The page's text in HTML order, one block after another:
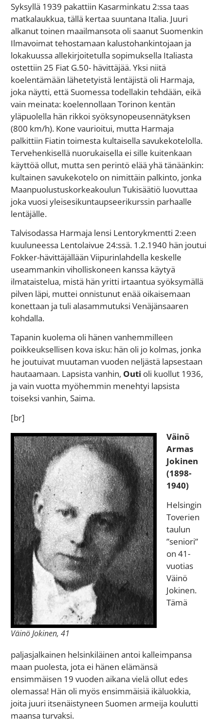
Syksyllä 1939 pakattiin Kasarminkatu 2:ssa taas
matkalaukkua, tällä kertaa suuntana Italia. Juuri
alkanut toinen maailmansota oli saanut Suomenkin
Ilmavoimat tehostamaan kalustohankintojaan ja
lokakuussa allekirjoitetulla sopimuksella Italiasta
ostettiin 25 Fiat G.50- hävittäjää. Yksi niitä
koelentämään lähetetyistä lentäjistä oli Harmaja,
joka näytti, että Suomessa todellakin tehdään, eikä
vain meinata: koelennollaan Torinon kentän
yläpuolella hän rikkoi syöksynopeusennätyksen
(800 km/h). Kone vaurioitui, mutta Harmaja
palkittiin Fiatin toimesta kultaisella savukekotelolla.
Tervehenkisellä nuorukaisella ei sille kuitenkaan
käyttöä ollut, mutta sen perintö elää yhä tänäänkin:
kultainen savukekotelo on nimittäin palkinto, jonka
Maanpuolustuskorkeakoulun Tukisäätiö luovuttaa
joka vuosi yleisesikuntaupseerikurssin parhaalle
lentäjälle.
Talvisodassa Harmaja lensi Lentorykmentti 2:een
kuuluneessa Lentolaivue 24:ssä. 1.2.1940 hän joutui
Fokker-hävittäjällään Viipurinlahdella keskelle
useammankin viholliskoneen kanssa käytyä
ilmataistelua, mistä hän yritti irtaantua syöksymällä
pilven läpi, muttei onnistunut enää oikaisemaan
konettaan ja tuli alasammutuksi Venäjänsaaren
kohdalla.
Tapanin kuolema oli hänen vanhemmilleen
poikkeuksellisen kova isku: hän oli jo kolmas, jonka
he joutuivat muutaman vuoden neljästä lapsestaan
hautaamaan. Lapsista vanhin, Outi oli kuollut 1936,
ja vain vuotta myöhemmin menehtyi lapsista
toiseksi vanhin, Saima.
[br]
Väinö Jokinen, 41
Väinö
Armas
Jokinen
(1898-
1940)
Helsingin
Toverien
taulun
”seniori”
on 41-
vuotias
Väinö
Jokinen.
Tämä
paljasjalkainen helsinkiläinen antoi kalleimpansa
maan puolesta, jota ei hänen elämänsä
ensimmäisen 19 vuoden aikana vielä ollut edes
olemassa! Hän oli myös ensimmäisiä ikäluokkia,
joita juuri itsenäistyneen Suomen armeija koulutti
maansa turvaksi.